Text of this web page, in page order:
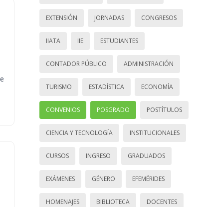
EXTENSIÓN JORNADAS CONGRESOS
IIATA IIE ESTUDIANTES
CONTADOR PÚBLICO ADMINISTRACIÓN
TURISMO ESTADÍSTICA ECONOMÍA
CONVENIOS POSGRADO POSTÍTULOS
CIENCIA Y TECNOLOGÍA INSTITUCIONALES
CURSOS INGRESO GRADUADOS
EXÁMENES GÉNERO EFEMÉRIDES
HOMENAJES BIBLIOTECA DOCENTES